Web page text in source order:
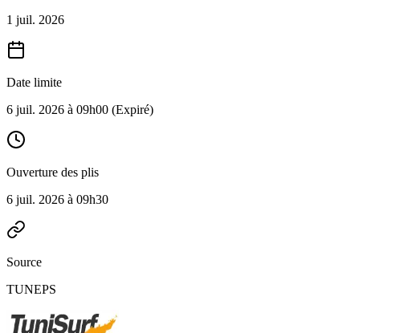
1 juil. 2026
Date limite
6 juil. 2026 à 09h00 (Expiré)
Ouverture des plis
6 juil. 2026 à 09h30
Source
TUNEPS